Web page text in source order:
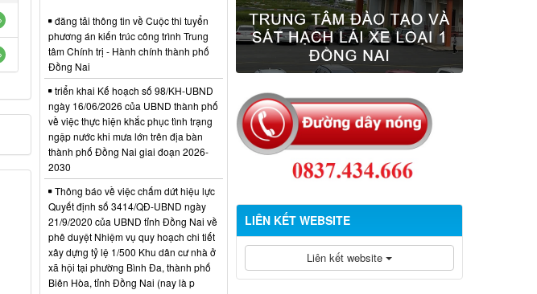
LIÊN KẾT WEBSITE
Liên kết website
đăng tải thông tin về Cuộc thi tuyển
phương án kiến trúc công trình Trung
tâm Chính trị - Hành chính thành phố
Đồng Nai
triển khai Kế hoạch số 98/KH-UBND
ngày 16/06/2026 của UBND thành phố
về việc thực hiện khắc phục tình trạng
ngập nước khi mưa lớn trên địa bàn
thành phố Đồng Nai giai đoạn 2026-
2030
Thông báo về việc chấm dứt hiệu lực
Quyết định số 3414/QĐ-UBND ngày
21/9/2020 của UBND tỉnh Đồng Nai về
phê duyệt Nhiệm vụ quy hoạch chi tiết
xây dựng tỷ lệ 1/500 Khu dân cư nhà ở
xã hội tại phường Bình Đa, thành phố
Biên Hòa, tỉnh Đồng Nai (nay là p